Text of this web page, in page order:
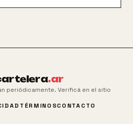
.ar
periódicamente. Verificá en el sitio
TÉRMINOSCONTACTO